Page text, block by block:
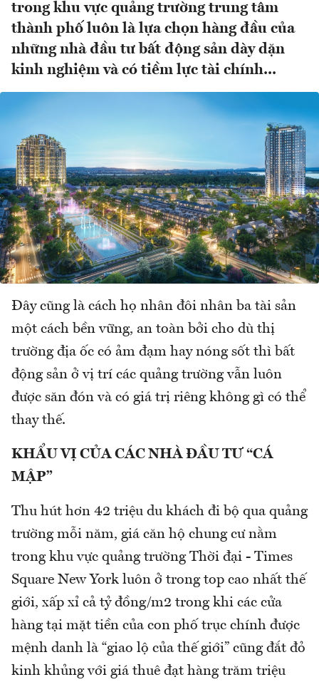
trong khu vực quảng trường trung tâm
thành phố luôn là lựa chọn hàng đầu của
những nhà đầu tư bất động sản dày dặn
kinh nghiệm và có tiềm lực tài chính...
Đây cũng là cách họ nhân đôi nhân ba tài sản
một cách bền vững, an toàn bởi cho dù thị
trường địa ốc có ảm đạm hay nóng sốt thì bất
động sản ở vị trí các quảng trường vẫn luôn
được săn đón và có giá trị riêng không gì có thể
thay thế.
KHẨU VỊ CỦA CÁC NHÀ ĐẦU TƯ “CÁ
MẬP”
Thu hút hơn 42 triệu du khách đi bộ qua quảng
trường mỗi năm, giá căn hộ chung cư nằm
trong khu vực quảng trường Thời đại - Times
Square New York luôn ở trong top cao nhất thế
giới, xấp xỉ cả tỷ đồng/m2 trong khi các cửa
hàng tại mặt tiền của con phố trục chính được
mệnh danh là “giao lộ của thế giới” cũng đắt đỏ
kinh khủng với giá thuê đạt hàng trăm triệu